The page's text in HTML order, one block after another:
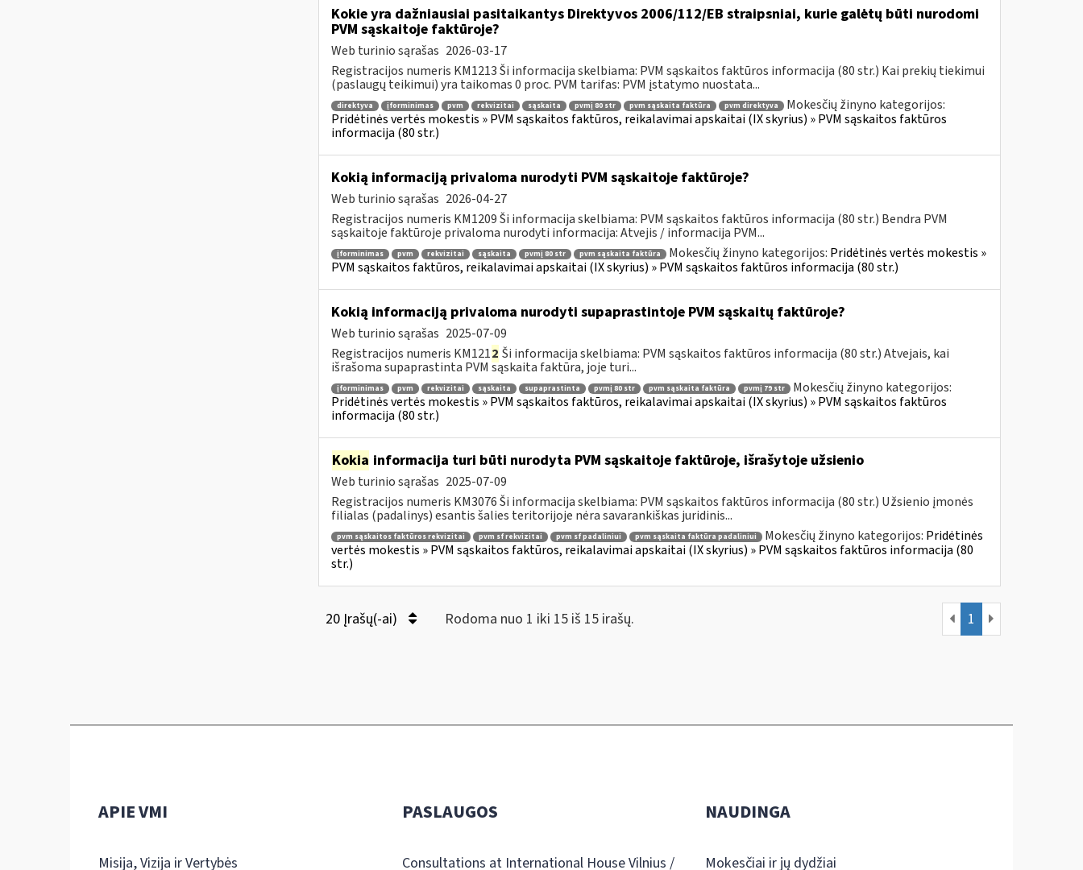
Kokie yra dažniausiai pasitaikantys Direktyvos 2006/112/EB straipsniai, kurie galėtų būti nurodomi
PVM sąskaitoje faktūroje?
Web turinio sąrašas 2026-03-17
Registracijos numeris KM1213 Ši informacija skelbiama: PVM sąskaitos faktūros informacija (80 str.) Kai prekių tiekimui
(paslaugų teikimui) yra taikomas 0 proc. PVM tarifas: PVM įstatymo nuostata...
direktyva įforminimas pvm rekvizitai sąskaita pvmį 80 str pvm sąskaita faktūra pvm direktyva
Mokesčių žinyno kategorijos:
Pridėtinės vertės mokestis » PVM sąskaitos faktūros, reikalavimai apskaitai (IX skyrius) » PVM sąskaitos faktūros
informacija (80 str.)
Kokią informaciją privaloma nurodyti PVM sąskaitoje faktūroje?
Web turinio sąrašas 2026-04-27
Registracijos numeris KM1209 Ši informacija skelbiama: PVM sąskaitos faktūros informacija (80 str.) Bendra PVM
sąskaitoje faktūroje privaloma nurodyti informacija: Atvejis / informacija PVM...
įforminimas pvm rekvizitai sąskaita pvmį 80 str pvm sąskaita faktūra Mokesčių žinyno kategorijos: Pridėtinės vertės mokestis »
PVM sąskaitos faktūros, reikalavimai apskaitai (IX skyrius) » PVM sąskaitos faktūros informacija (80 str.)
Kokią informaciją privaloma nurodyti supaprastintoje PVM sąskaitų faktūroje?
Web turinio sąrašas 2025-07-09
Registracijos numeris KM1212 Ši informacija skelbiama: PVM sąskaitos faktūros informacija (80 str.) Atvejais, kai
išrašoma supaprastinta PVM sąskaita faktūra, joje turi...
įforminimas pvm rekvizitai sąskaita supaprastinta pvmį 80 str pvm sąskaita faktūra pvmį 79 str
Mokesčių žinyno kategorijos:
Pridėtinės vertės mokestis » PVM sąskaitos faktūros, reikalavimai apskaitai (IX skyrius) » PVM sąskaitos faktūros
informacija (80 str.)
Kokia informacija turi būti nurodyta PVM sąskaitoje faktūroje, išrašytoje užsienio
Web turinio sąrašas 2025-07-09
Registracijos numeris KM3076 Ši informacija skelbiama: PVM sąskaitos faktūros informacija (80 str.) Užsienio įmonės
filialas (padalinys) esantis šalies teritorijoje nėra savarankiškas juridinis...
pvm sąskaitos faktūros rekvizitai pvm sf rekvizitai pvm sf padaliniui pvm sąskaita faktūra padaliniui Mokesčių žinyno kategorijos: Pridėtinės
vertės mokestis » PVM sąskaitos faktūros, reikalavimai apskaitai (IX skyrius) » PVM sąskaitos faktūros informacija (80
str.)
20 Įrašų(-ai) Rodoma nuo 1 iki 15 iš 15 irašų. 1
APIE VMI
Misija, Vizija ir Vertybės
PASLAUGOS
Consultations at International House Vilnius /
NAUDINGA
Mokesčiai ir jų dydžiai